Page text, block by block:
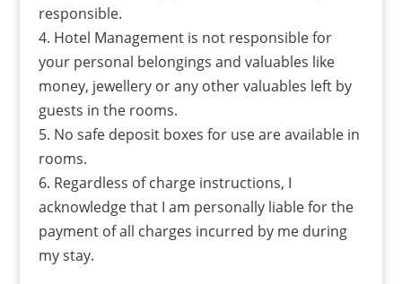
responsible.
4. Hotel Management is not responsible for
your personal belongings and valuables like
money, jewellery or any other valuables left by
guests in the rooms.
5. No safe deposit boxes for use are available in
rooms.
6. Regardless of charge instructions, I
acknowledge that I am personally liable for the
payment of all charges incurred by me during
my stay.